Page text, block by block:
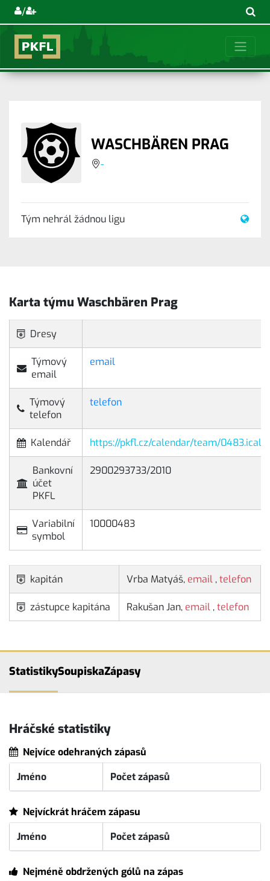
/
WASCHBÄREN PRAG
-
Tým nehrál žádnou ligu
Karta týmu Waschbären Prag
Dresy
Týmový
email
email
Týmový
telefon
telefon
Kalendář https://pkfl.cz/calendar/team/0483.ical
Bankovní
účet
PKFL
2900293733/2010
Variabilní
symbol
10000483
kapitán Vrba Matyáš, email ,telefon
zástupce kapitána Rakušan Jan, email ,telefon
StatistikySoupiskaZápasy
Hráčské statistiky
Nejvíce odehraných zápasů
Jméno
Počet zápasů
Nejvíckrát hráčem zápasu
Jméno
Počet zápasů
Nejméně obdržených gólů na zápas